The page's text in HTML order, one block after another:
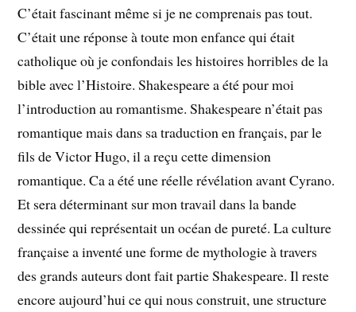
C’était fascinant même si je ne comprenais pas tout.
C’était une réponse à toute mon enfance qui était
catholique où je confondais les histoires horribles de la
bible avec l’Histoire. Shakespeare a été pour moi
l’introduction au romantisme. Shakespeare n’était pas
romantique mais dans sa traduction en français, par le
fils de Victor Hugo, il a reçu cette dimension
romantique. Ca a été une réelle révélation avant Cyrano.
Et sera déterminant sur mon travail dans la bande
dessinée qui représentait un océan de pureté. La culture
française a inventé une forme de mythologie à travers
des grands auteurs dont fait partie Shakespeare. Il reste
encore aujourd’hui ce qui nous construit, une structure